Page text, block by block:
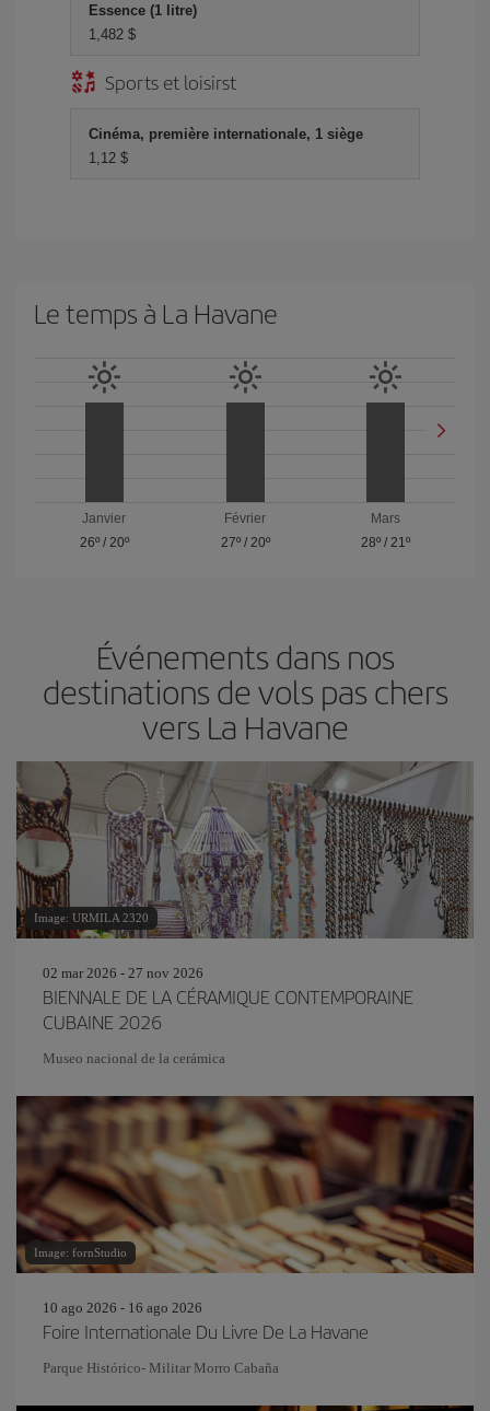
Essence (1 litre)
1,482 $
Sports et loisirst
Cinéma, première internationale, 1 siège
1,12 $
Le temps à La Havane
Janvier
26º/ 20º
Février
27º/ 20º
Mars
28º /21º
Événements dans nos
destinations de vols pas chers
vers La Havane
Image: URMILA 2320
02 mar 2026 - 27 nov 2026
BIENNALE DE LA CÉRAMIQUE CONTEMPORAINE
CUBAINE 2026
Museo nacional de la cerámica
Image: fornStudio
10 ago 2026 - 16 ago 2026
Foire Internationale Du Livre De La Havane
Parque Histórico- Militar Morro Cabaña